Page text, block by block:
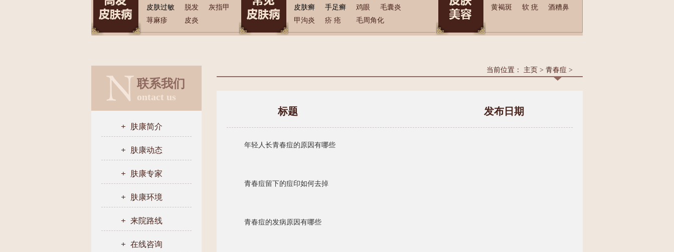
皮肤过敏
脱发
灰指甲
荨麻疹
皮炎
皮肤癣
手足癣 鸡眼
毛囊炎
甲沟炎
疥 疮 毛周角化
黄褐斑
软 疣 酒糟鼻
联系我们
ontact us
肤康简介
肤康动态
肤康专家
肤康环境
来院路线
在线咨询
当前位置： 主页 > 青春痘 >
标题 发布日期
年轻人长青春痘的原因有哪些
青春痘留下的痘印如何去掉
青春痘的发病原因有哪些